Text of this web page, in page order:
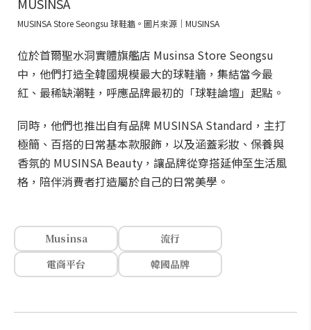
MUSINSA Store Seongsu 球鞋牆。圖片來源｜MUSINSA
位於首爾聖水洞實體旗艦店 Musinsa Store Seongsu
中，他們打造全韓國規模最大的球鞋牆，集結當今最
紅、最稀缺潮鞋，呼應品牌最初的「球鞋論壇」起點。
同時，他們也推出自有品牌 MUSINSA Standard，主打
極簡、百搭的日常基本款服飾，以及涵蓋彩妝、保養與
香氛的 MUSINSA Beauty，讓品牌從穿搭延伸至生活風
格，陪伴消費者打造屬於自己的日常美學。
Musinsa
流行
電商平台
韓國品牌